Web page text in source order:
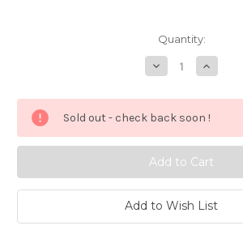
Quantity:
Decrease
Quantity
金
陵
十
钗
（典
藏
版）
(W1KG)
Increase
Quantity
金
十
钗
（典
藏
版）
(W1KG)
Sold out - check back soon !
Add to Wish List